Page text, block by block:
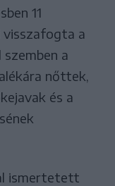
11
visszafogta a
a
nőttek,
és a
ismertetett